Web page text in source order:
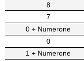
8
7
0 + Numerone
0
1 + Numerone